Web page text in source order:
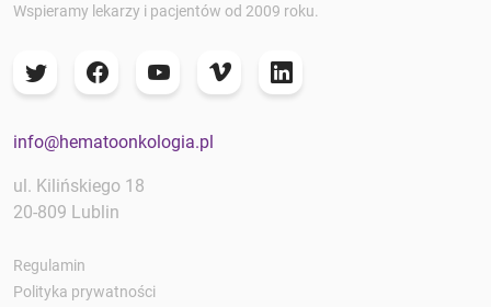
Wspieramy lekarzy i pacjentów od 2009 roku.
info@hematoonkologia.pl
ul. Kilińskiego 18
20-809 Lublin
Regulamin
Polityka prywatności